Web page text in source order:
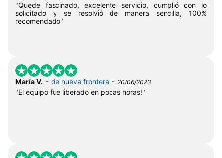
"Quede fascinado, excelente servicio, cumplió con lo
solicitado y se resolvió de manera sencilla, 100%
recomendado"
María V. - de nueva frontera - 20/06/2023
"El equipo fue liberado en pocas horas!"